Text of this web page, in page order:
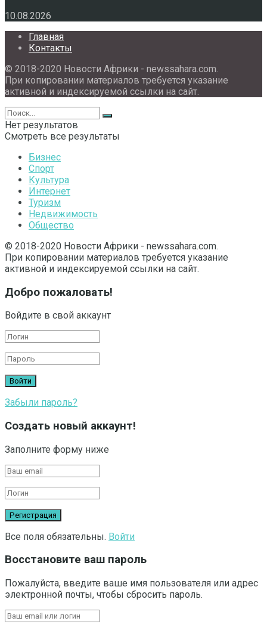
10.08.2026
Главная
Контакты
© 2018-2020 Новости Африки - newssahara.com.
При копировании материалов требуется указание
активной и индексируемой ссылки на сайт.
Нет результатов
Смотреть все результаты
Бизнес
Спорт
Культура
Интернет
Туризм
Недвижимость
Общество
© 2018-2020 Новости Африки - newssahara.com.
При копировании материалов требуется указание
активной и индексируемой ссылки на сайт.
Добро пожаловать!
Войдите в свой аккаунт
Забыли пароль?
Создать новый аккаунт!
Заполните форму ниже
Все поля обязательны. Войти
Восстановите ваш пароль
Пожалуйста, введите ваше имя пользователя или адрес
электронной почты, чтобы сбросить пароль.